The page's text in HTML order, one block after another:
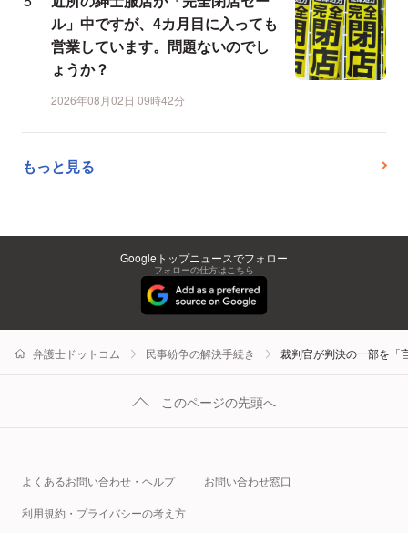
ル」中ですが、4カ月目に入っても
営業しています。問題ないのでし
ょうか？
2026年08月02日 09時42分
もっと見る
Googleトップニュースでフォロー
フォローの仕方はこちら
弁護士ドットコム 民事紛争の解決手続き 裁判官が判決の一部を「
このページの先頭へ
よくあるお問い合わせ・ヘルプ お問い合わせ窓口
利用規約・プライバシーの考え方